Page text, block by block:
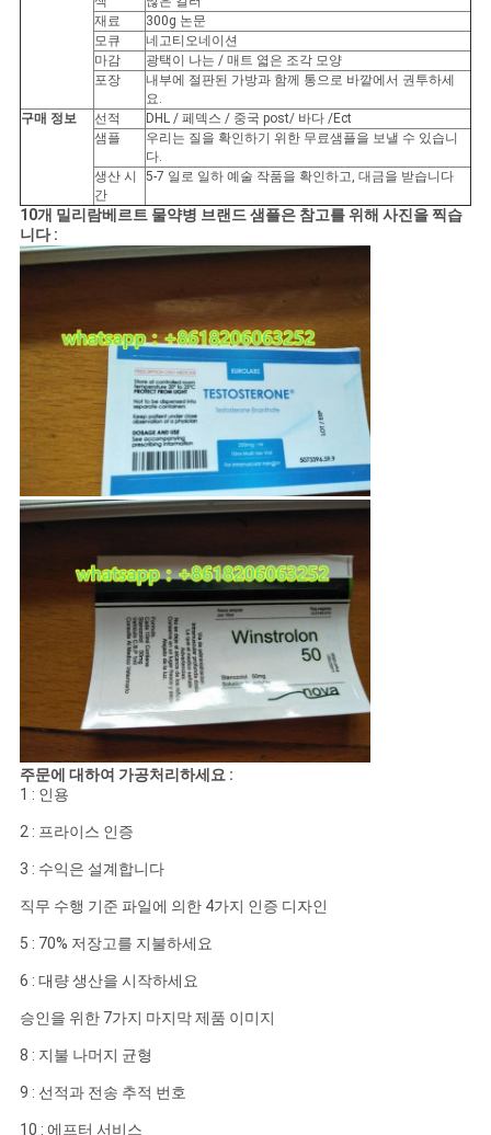
맵
PRIVACY
POLICY
재료
300g 논문
모큐
네고티오네이션
마감
광택이 나는 / 매트 엷은 조각 모양
포장
내부에 절판된 가방과 함께 통으로 바깥에서 권투하세
요.
구매 정보
선적
DHL / 페덱스 / 중국 post/ 바다 /Ect
샘플
우리는 질을 확인하기 위한 무료샘플을 보낼 수 있습니
다.
생산 시
간
5-7 일로 일하 예술 작품을 확인하고, 대금을 받습니다
10개 밀리람베르트 물약병 브랜드 샘플은 참고를 위해 사진을 찍습
니다 :
주문에 대하여 가공처리하세요 :
1 : 인용
2 : 프라이스 인증
3 : 수익은 설계합니다
직무 수행 기준 파일에 의한 4가지 인증 디자인
5 : 70% 저장고를 지불하세요
6 : 대량 생산을 시작하세요
승인을 위한 7가지 마지막 제품 이미지
8 : 지불 나머지 균형
9 : 선적과 전송 추적 번호
10 : 에프터 서비스